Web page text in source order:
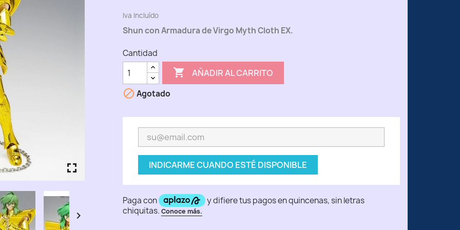
fullscreen
fullscreen
fullscreen
fullscreen
fullscreen

Iva Incluído
Shun con Armadura de Virgo Myth Cloth EX.
Cantidad
 AÑADIR AL CARRITO
 Agotado
INDICARME CUANDO ESTÉ DISPONIBLE